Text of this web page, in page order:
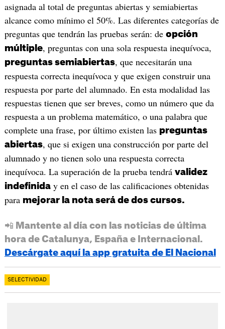
asignada al total de preguntas abiertas y semiabiertas
alcance como mínimo el 50%. Las diferentes categorías de
preguntas que tendrán las pruebas serán: de opción
múltiple, preguntas con una sola respuesta inequívoca,
preguntas semiabiertas, que necesitarán una
respuesta correcta inequívoca y que exigen construir una
respuesta por parte del alumnado. En esta modalidad las
respuestas tienen que ser breves, como un número que da
respuesta a un problema matemático, o una palabra que
complete una frase, por último existen las preguntas
abiertas, que si exigen una construcción por parte del
alumnado y no tienen solo una respuesta correcta
inequívoca. La superación de la prueba tendrá validez
indefiniday en el caso de las calificaciones obtenidas
para mejorar la nota será de dos cursos.
📲 Mantente al día con las noticias de última
hora de Catalunya, España e Internacional.
Descárgate aquí la app gratuita de El Nacional
SELECTIVIDAD